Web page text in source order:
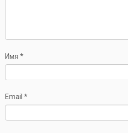
Имя *
Email *